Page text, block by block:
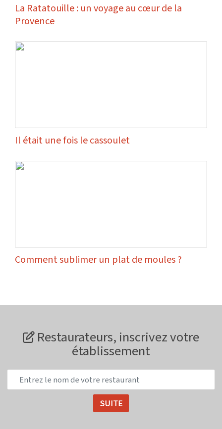
La Ratatouille : un voyage au cœur de la
Provence
Il était une fois le cassoulet
Comment sublimer un plat de moules ?
Restaurateurs, inscrivez votre
établissement